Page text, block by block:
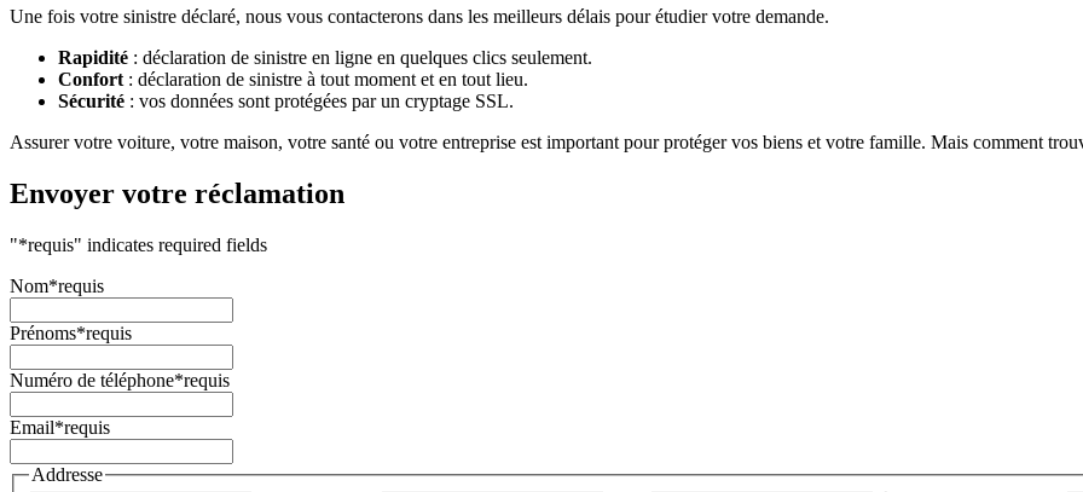
Une fois votre sinistre déclaré, nous vous contacterons dans les meilleurs délais pour étudier votre demande.
Rapidité : déclaration de sinistre en ligne en quelques clics seulement.
Confort : déclaration de sinistre à tout moment et en tout lieu.
Sécurité : vos données sont protégées par un cryptage SSL.
Assurer votre voiture, votre maison, votre santé ou votre entreprise est important pour protéger vos biens et votre famille. Mais comment
Envoyer votre réclamation
"*requis" indicates required fields
Nom*requis
Prénoms*requis
Numéro de téléphone*requis
Email*requis
Addresse